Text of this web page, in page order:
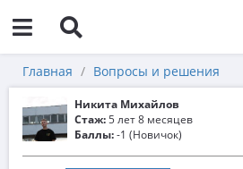
Главная Вопросы и решения
Никита Михайлов
Стаж:5 лет 8 месяцев
Баллы:-1 (Новичок)